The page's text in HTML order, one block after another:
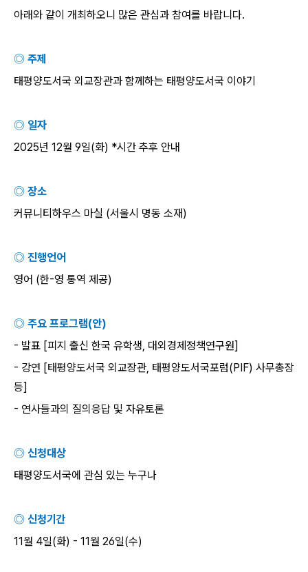
아래와 같이 개최하오니 많은 관심과 참여를 바랍니다.
◎ 주제
태평양도서국 외교장관과 함께하는 태평양도서국 이야기
◎ 일자
2025년 12월 9일(화) *시간 추후 안내
◎ 장소
커뮤니티하우스 마실 (서울시 명동 소재)
◎ 진행언어
영어 (한-영 통역 제공)
◎ 주요 프로그램(안)
- 발표 [피지 출신 한국 유학생, 대외경제정책연구원]
- 강연 [태평양도서국 외교장관, 태평양도서국포럼(PIF) 사무총장
등]
- 연사들과의 질의응답 및 자유토론
◎ 신청대상
태평양도서국에 관심 있는 누구나
◎ 신청기간
11월 4일(화) - 11월 26일(수)